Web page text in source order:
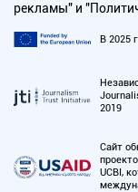
рекламы" и
В 2025
2019
Сайт
UCBI,